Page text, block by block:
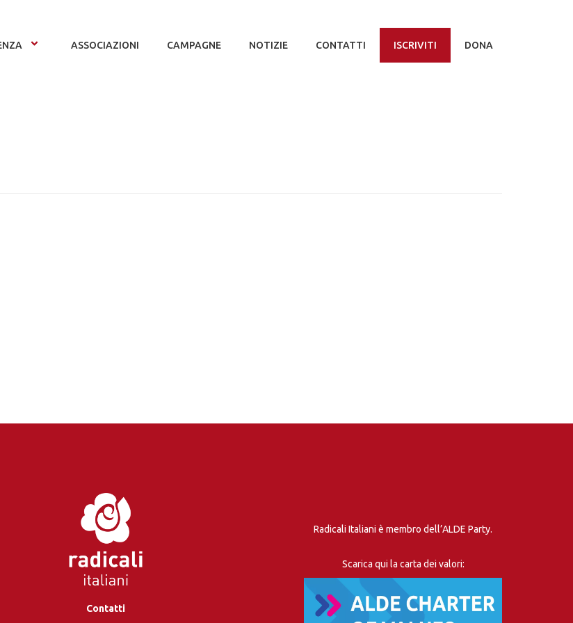
ASSOCIAZIONI CAMPAGNE NOTIZIE CONTATTI ISCRIVITI DONA
Contatti
Radicali Italiani è membro dell’ALDE Party.
Scarica qui la carta dei valori: